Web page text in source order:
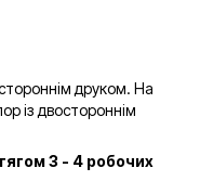
друком. На
із двостороннім
3 - 4 робочих